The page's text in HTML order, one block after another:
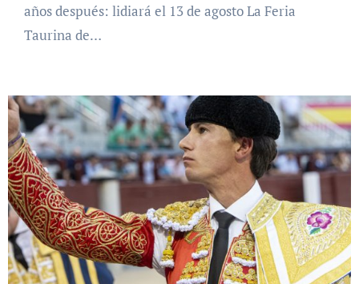
años después: lidiará el 13 de agosto La Feria
Taurina de…